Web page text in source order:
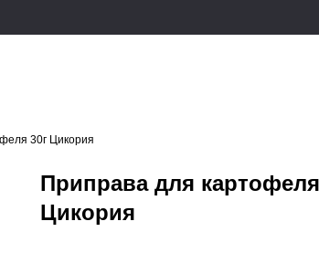
30г Цикория
Приправа для картофеля
Цикория